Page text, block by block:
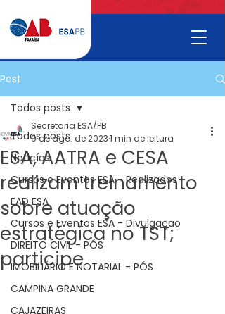
Post
Todos posts
Noticías
Cursos e Eventos ESA - Realizados
EAD ESA
Cursos e Eventos ESA - Divulgação
DIREITO CIVIL - PÓS
IMOBILIÁRIO E NOTARIAL - PÓS
CAMPINA GRANDE
CAJAZEIRAS
Todos posts
ESA, AATRA e CESA
realizam treinamento
sobre atuação
estratégica no TST;
participe
Secretaria ESA/PB
9 de ago. de 20231 min de leitura